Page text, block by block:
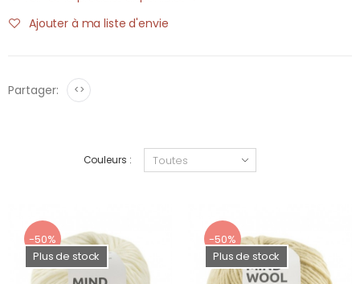
Ajouter à ma liste d'envie
Partager: <>
Couleurs :
-50%
Plus de stock
-50%
Plus de stock